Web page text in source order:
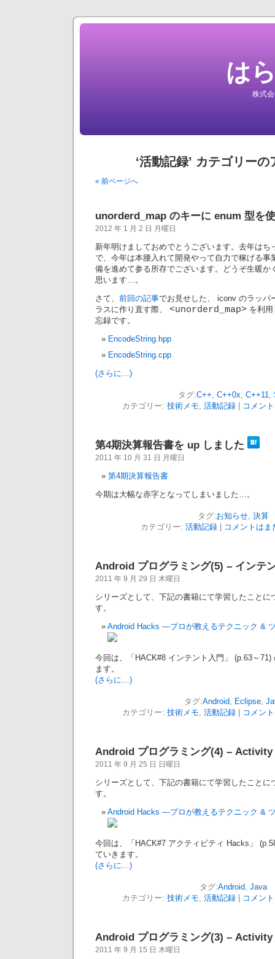
は
株式
‘活動記録’ カテゴリー
« 前ページへ
unorderd_map のキーに enum 型を
2012 年 1 月 2 日 月曜日
新年明けましておめでとうございます。去年はち
で、今年は本腰入れて開発やって自力で稼げる事
備を進めて参る所存でございます。どうぞ生暖か
思います…。
さて、 前回の記事でお見せした、 iconv のラッパ
ラスに作り直す際、 <unorderd_map> を利
忘録です。
EncodeString.hpp
EncodeString.cpp
(さらに…)
タグ:C++, C++0x, C++11,
カテゴリー: 技術メモ, 活動記録| コメン
第4期決算報告書を up しました
2011 年 10 月 31 日 月曜日
第4期決算報告書
今期は大幅な赤字となってしまいました…。
タグ:お知らせ, 決算
カテゴリー: 活動記録| コメントはま
Android プログラミング(5) – インテ
2011 年 9 月 29 日 木曜日
シリーズとして、下記の書籍にて学習したことに
す。
Android Hacks —プロが教えるテクニック &
今回は、「HACK#8 インテント入門」 (p.63～
ます。
(さらに…)
タグ:Android, Eclipse,
カテゴリー: 技術メモ, 活動記録| コメン
Android プログラミング(4) – Activity
2011 年 9 月 25 日 日曜日
シリーズとして、下記の書籍にて学習したことに
す。
Android Hacks —プロが教えるテクニック &
今回は、「HACK#7 アクティビティ Hacks」
ていきます。
(さらに…)
タグ:Android, Java
カテゴリー: 技術メモ, 活動記録| コメン
Android プログラミング(3) – Activity
2011 年 9 月 15 日 木曜日